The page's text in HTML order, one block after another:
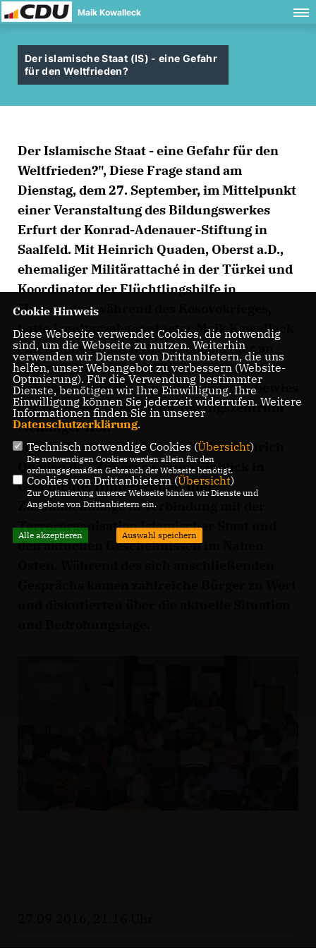
Maik Kowalleck
Der islamische Staat (IS) - eine Gefahr
für den Weltfrieden?
Der Islamische Staat - eine Gefahr für den
Weltfrieden?", Diese Frage stand am
Dienstag, dem 27. September, im Mittelpunkt
einer Veranstaltung des Bildungswerkes
Erfurt der Konrad-Adenauer-Stiftung in
Saalfeld. Mit Heinrich Quaden, Oberst a.D.,
ehemaliger Militärattaché in der Türkei und
Koordinator der Flüchtlingshilfe in
Mazedonien während des Kosovokrieges,
hatte Landtagsabgeordneter Maik Kowalleck
einen kompetenten Gesprächspartner an
seiner Seite. Dass das Thema von hoher
Brisanz ist und die Menschen bewegt, bewies
der vollbesetzte Raum im Tagungszentrum
Meininger Hof.
Mit viel Sachkenntnis vermittelte Heinrich
Quaden den Zuhörern einen Einblick in
Geschichte, Hintergründe und
Zusammenhänge in Verbindung mit der
Terrororganisation Islamischer Staat und
den aktuellen Geschehnissen im Nahen
Cookie Hinweis
Diese Webseite verwendet Cookies, die notwendig
sind, um die Webseite zu nutzen. Weiterhin
verwenden wir Dienste von Drittanbietern, die uns
helfen, unser Webangebot zu verbessern (Website-
Optmierung). Für die Verwendung bestimmter
Dienste, benötigen wir Ihre Einwilligung. Ihre
Einwilligung können Sie jederzeit widerrufen. Weitere
Informationen finden Sie in unserer
Datenschutzerklärung.
Technisch notwendige Cookies (Übersicht)
Die notwendigen Cookies werden allein für den
ordnungsgemäßen Gebrauch der Webseite benötigt.
Cookies von Drittanbietern (Übersicht)
Zur Optimierung unserer Webseite binden wir Dienste und
Angebote von Drittanbietern ein.
Alle akzeptieren Auswahl speichern